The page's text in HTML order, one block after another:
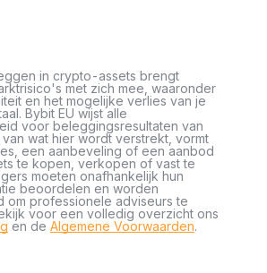
in crypto-assets brengt
met zich mee, waaronder
en het mogelijke verlies van je
Bybit EU wijst alle
voor beleggingsresultaten van
van wat hier wordt verstrekt, vormt
een aanbeveling of een aanbod
te kopen, verkopen of vast te
moeten onafhankelijk hun
beoordelen en worden
om professionele adviseurs te
voor een volledig overzicht ons
en de Algemene Voorwaarden.